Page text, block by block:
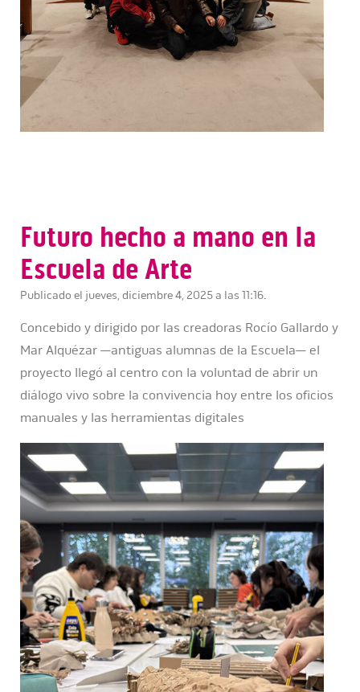
Futuro hecho a mano en la
Escuela de Arte
Publicado el jueves, diciembre 4, 2025 a las 11:16.
Concebido y dirigido por las creadoras Rocío Gallardo y
Mar Alquézar —antiguas alumnas de la Escuela— el
proyecto llegó al centro con la voluntad de abrir un
diálogo vivo sobre la convivencia hoy entre los oficios
manuales y las herramientas digitales